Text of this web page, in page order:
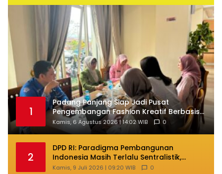
1
Padang Panjang Siap Jadi Pusat
Pengembangan Fashion Kreatif Berbasis
Budaya Lokal
Kamis, 6 Agustus 2026 | 14:02 WIB 0
2
DPD RI: Paradigma Pembangunan
Indonesia Masih Terlalu Sentralistik,
Daerah Kepulauan Kehilangan Ruang
Kamis, 9 Juli 2026 | 09:20 WIB 0